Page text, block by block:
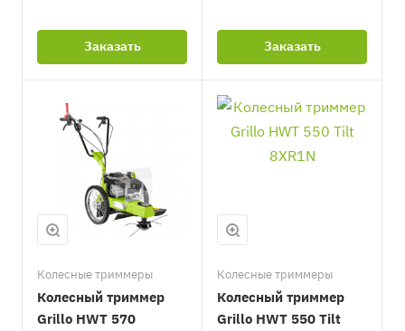
Заказать Заказать
Колесные триммеры
Колесный триммер
Grillo HWT 570
Колесные триммеры
Колесный триммер
Grillo HWT 550 Tilt